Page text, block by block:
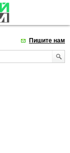
Пишите нам